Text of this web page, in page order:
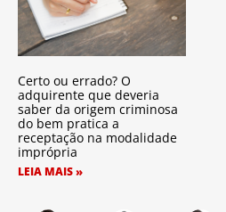
Certo ou errado? O
adquirente que deveria
saber da origem criminosa
do bem pratica a
receptação na modalidade
imprópria
LEIA MAIS »